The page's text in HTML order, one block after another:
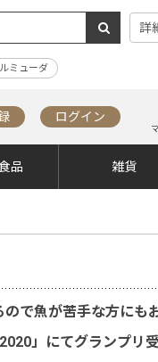
詳
ミューダ
ログイン
品 雑貨
で魚が苦手な方にも
」にてグランプリ受